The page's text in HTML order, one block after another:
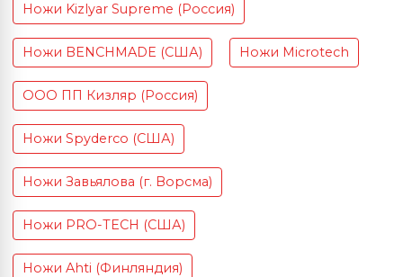
Ножи Kizlyar Supreme (Россия)
Ножи BENCHMADE (США) Ножи Microtech
ООО ПП Кизляр (Россия)
Ножи Spyderco (США)
Ножи Завьялова (г. Ворсма)
Ножи PRO-TECH (США)
Ножи Ahti (Финляндия)